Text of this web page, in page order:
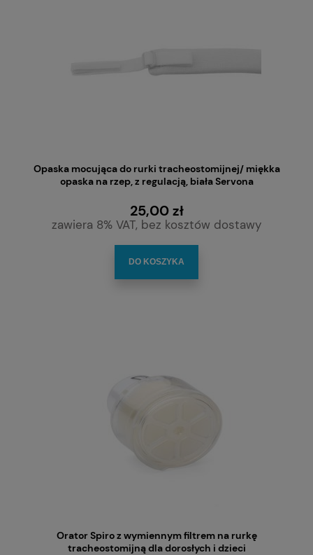
Opaska mocująca do rurki tracheostomijnej/ miękka
opaska na rzep, z regulacją, biała Servona
25,00 zł
zawiera 8% VAT, bez kosztów dostawy
DO KOSZYKA
Orator Spiro z wymiennym filtrem na rurkę
tracheostomijną dla dorosłych i dzieci